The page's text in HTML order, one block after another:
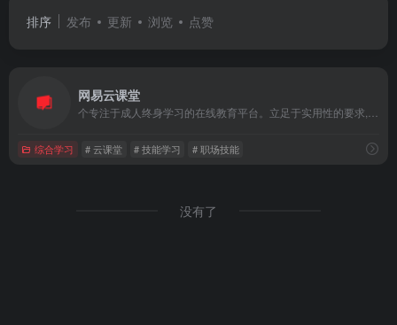
排序 发布 更新 浏览 点赞
网易云课堂
综合学习 # 云课堂 # 技能学习 # 职场技能
没有了